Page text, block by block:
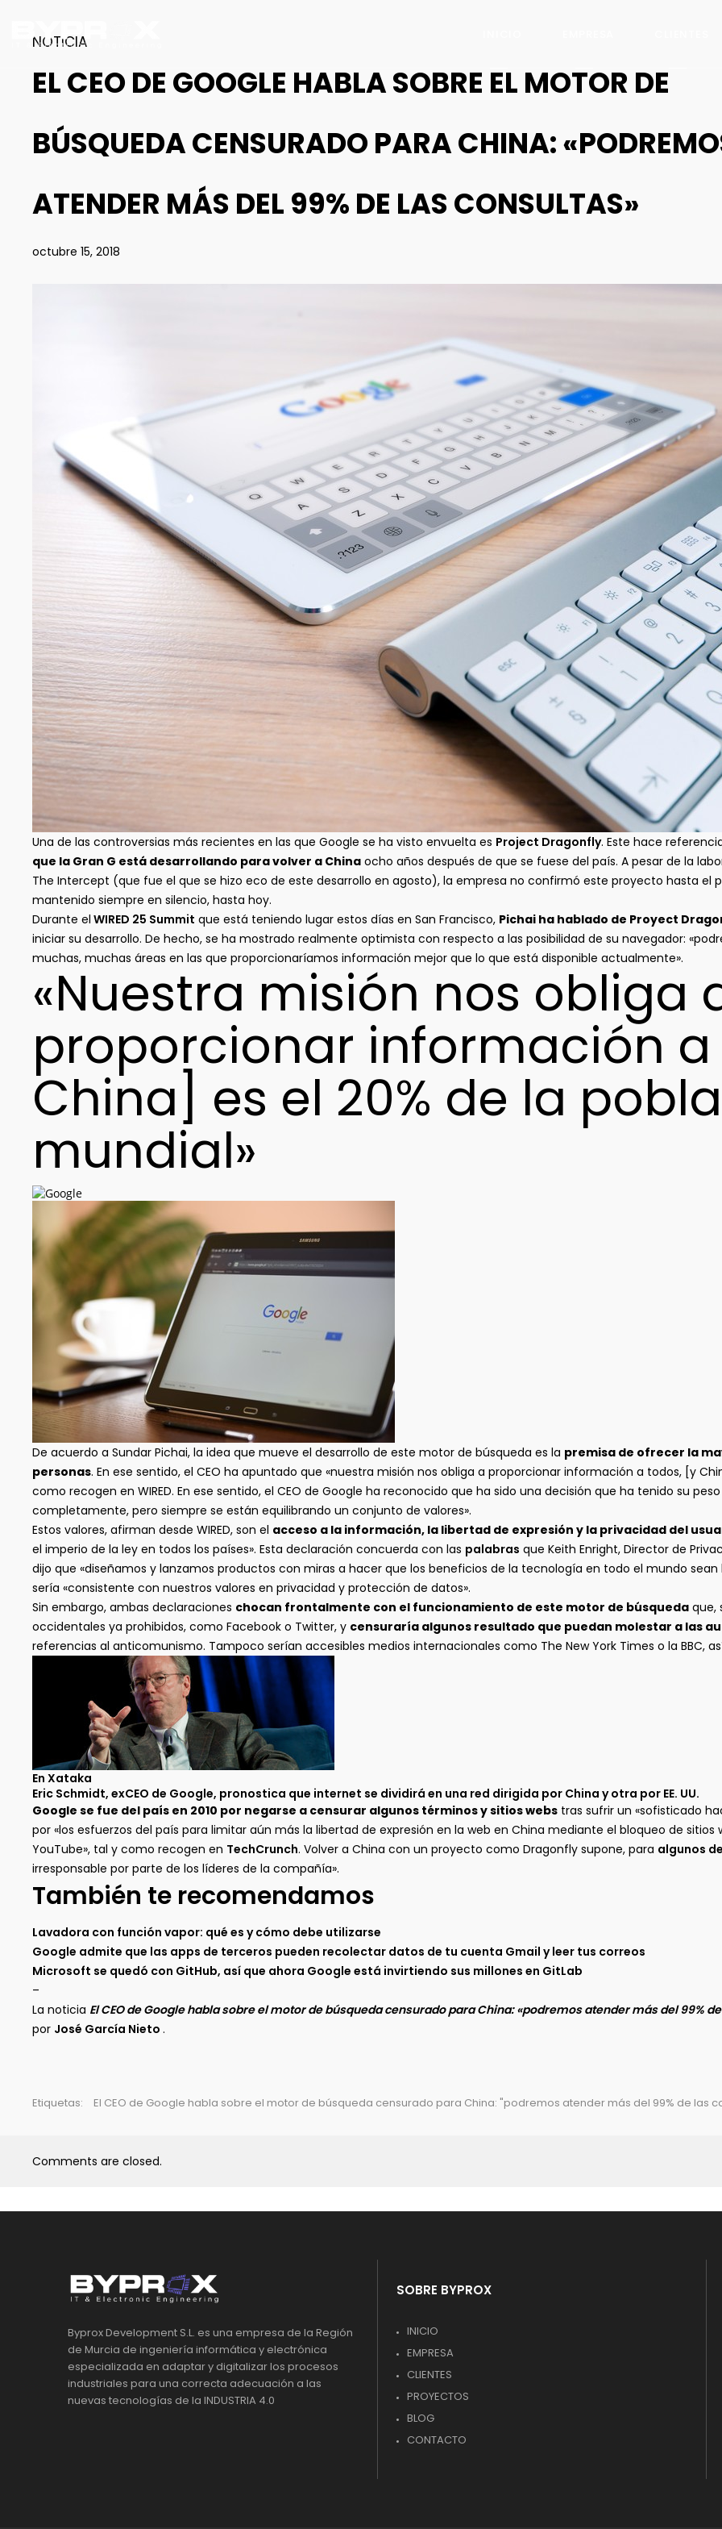
NOTICIA
EL CEO DE GOOGLE HABLA SOBRE EL MOTOR DE
BÚSQUEDA CENSURADO PARA CHINA:
ATENDER MÁS DEL 99% DE LAS CONSULTAS»
octubre 15, 2018
Una de las controversias más recientes en las que Google se ha visto envuelta es Project Dragonfly. Este hace
que la Gran G está desarrollando para volver a China ocho años después de que se fuese del país. A pesar de la
The Intercept (que fue el que se hizo eco de este desarrollo en agosto), la empresa no confirmó este proyecto hasta el
mantenido siempre en silencio, hasta hoy.
Durante el WIRED 25 Summit que está teniendo lugar estos días en San Francisco, Pichai ha hablado de Proyect
iniciar su desarrollo. De hecho, se ha mostrado realmente optimista con respecto a las posibilidad de su navegador:
muchas, muchas áreas en las que proporcionaríamos información mejor que lo que está disponible actualmente».
«Nuestra misión nos obliga
proporcionar información
China] es el 20% de la
mundial»
De acuerdo a Sundar Pichai, la idea que mueve el desarrollo de este motor de búsqueda es la premisa de ofrecer la
personas. En ese sentido, el CEO ha apuntado que «nuestra misión nos obliga a proporcionar información a todos, [y
como recogen en WIRED. En ese sentido, el CEO de Google ha reconocido que ha sido una decisión que ha tenido su
completamente, pero siempre se están equilibrando un conjunto de valores».
Estos valores, afirman desde WIRED, son el acceso a la información, la libertad de expresión y la privacidad del
el imperio de la ley en todos los países». Esta declaración concuerda con las palabras que Keith Enright, Director de
dijo que «diseñamos y lanzamos productos con miras a hacer que los beneficios de la tecnología en todo el mundo
sería «consistente con nuestros valores en privacidad y protección de datos».
Sin embargo, ambas declaraciones chocan frontalmente con el funcionamiento de este motor de búsqueda que,
occidentales ya prohibidos, como Facebook o Twitter, y censuraría algunos resultado que puedan molestar a las
referencias al anticomunismo. Tampoco serían accesibles medios internacionales como The New York Times o la BBC,
En Xataka
Eric Schmidt, exCEO de Google, pronostica que internet se dividirá en una red dirigida por China y otra por EE. UU.
Google se fue del país en 2010 por negarse a censurar algunos términos y sitios webs tras sufrir un «sofisticado
por «los esfuerzos del país para limitar aún más la libertad de expresión en la web en China mediante el bloqueo de sitios
YouTube», tal y como recogen en TechCrunch. Volver a China con un proyecto como Dragonfly supone, para algunos
irresponsable por parte de los líderes de la compañía».
También te recomendamos
Lavadora con función vapor: qué es y cómo debe utilizarse
Google admite que las apps de terceros pueden recolectar datos de tu cuenta Gmail y leer tus correos
Microsoft se quedó con GitHub, así que ahora Google está invirtiendo sus millones en GitLab
–
La noticia El CEO de Google habla sobre el motor de búsqueda censurado para China: «podremos atender más del 99%
por José García Nieto .
Etiquetas: El CEO de Google habla sobre el motor de búsqueda censurado para China: "podremos atender más del 99% de las
Comments are closed.
Byprox Development S.L. es una empresa de la Región
de Murcia de ingeniería informática y electrónica
especializada en adaptar y digitalizar los procesos
industriales para una correcta adecuación a las
nuevas tecnologías de la INDUSTRIA 4.0
SOBRE BYPROX
INICIO
EMPRESA
CLIENTES
PROYECTOS
BLOG
CONTACTO